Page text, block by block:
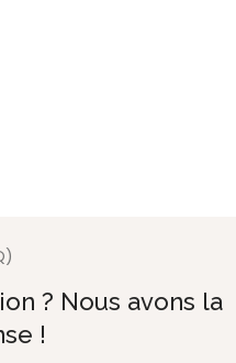
? Nous avons la
!